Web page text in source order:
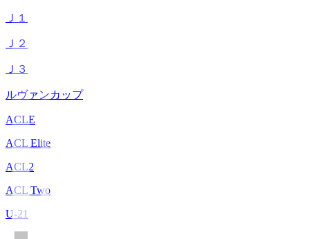
Ｊ１
Ｊ２
Ｊ３
ルヴァンカップ
ACLE
ACL Elite
ACL2
ACL Two
U-21